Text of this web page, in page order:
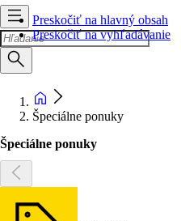
Preskočiť na hlavný obsah
Preskočiť na vyhľadávanie
Špeciálne ponuky
Špeciálne ponuky